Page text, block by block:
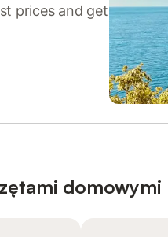
prices and get
domowymi